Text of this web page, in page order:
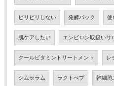
ピリピリしない 発酵パック 使
肌ケアしたい エンビロン取扱いサ
クールビタミントリートメント レ
シムセラム ラクトぺプ 幹細胞